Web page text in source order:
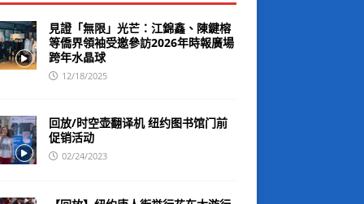
見證「無限」光芒：江錦鑫、陳鍵榕
等僑界領袖受邀參訪2026年時報廣場
跨年水晶球
12/18/2025
回放/时空壶翻译机 纽约图书馆门前
促销活动
02/24/2023